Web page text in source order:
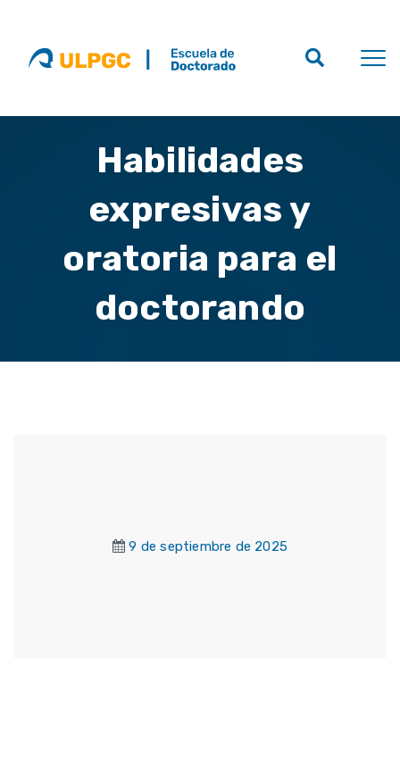
Habilidades
expresivas y
oratoria para el
doctorando
9 de septiembre de 2025